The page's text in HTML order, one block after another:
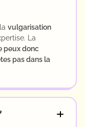
, la vulgarisation
La
peux donc
pas dans la